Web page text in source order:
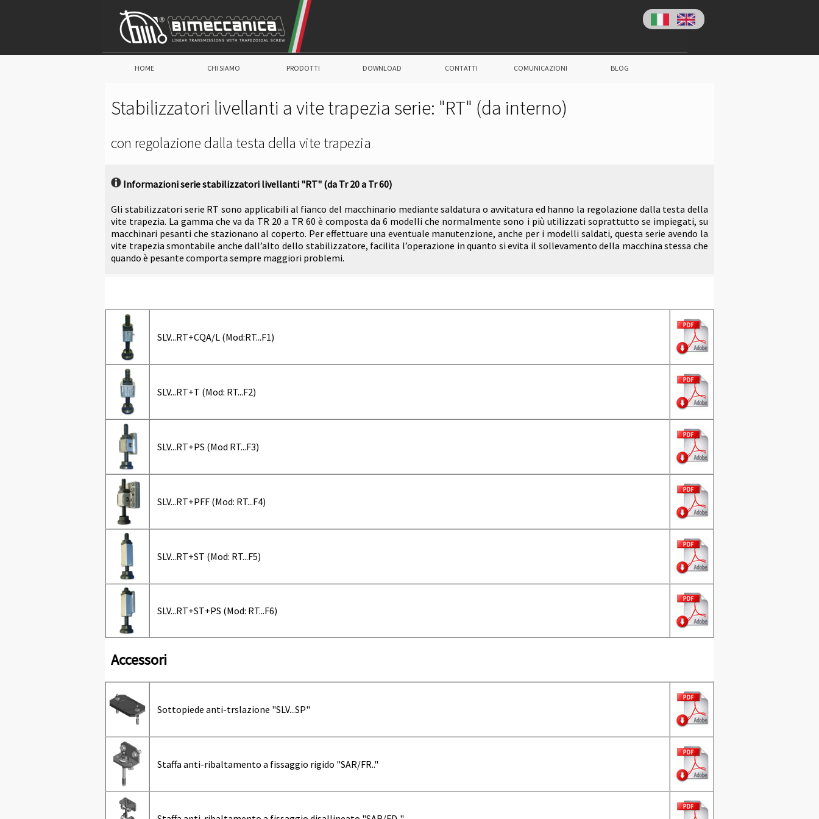
HOME CHI SIAMO PRODOTTI DOWNLOAD CONTATTI COMUNICAZIONI BLOG
Stabilizzatori livellanti a vite trapezia serie: "RT" (da interno)
con regolazione dalla testa della vite trapezia
Informazioni serie stabilizzatori livellanti "RT" (da Tr 20 a Tr 60)
Gli stabilizzatori serie RT sono applicabili al fianco del macchinario mediante saldatura o avvitatura ed hanno la regolazione dalla testa della
vite trapezia. La gamma che va da TR 20 a TR 60 è composta da 6 modelli che normalmente sono i più utilizzati soprattutto se impiegati, su
macchinari pesanti che stazionano al coperto. Per effettuare una eventuale manutenzione, anche per i modelli saldati, questa serie avendo la
vite trapezia smontabile anche dall’alto dello stabilizzatore, facilita l’operazione in quanto si evita il sollevamento della macchina stessa che
quando è pesante comporta sempre maggiori problemi.
SLV...RT+CQA/L (Mod:RT...F1)
SLV...RT+T (Mod: RT...F2)
SLV...RT+PS (Mod RT...F3)
SLV...RT+PFF (Mod: RT...F4)
SLV...RT+ST (Mod: RT...F5)
SLV...RT+ST+PS (Mod: RT...F6)
Accessori
Sottopiede anti-trslazione "SLV...SP"
Staffa anti-ribaltamento a fissaggio rigido "SAR/FR.."